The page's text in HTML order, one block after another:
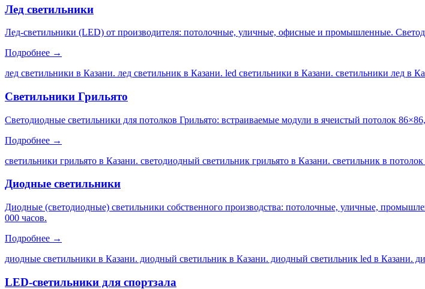
Лед светильники
Лед-светильники (LED) от производителя: потолочные, уличные, офисные и промышленные.
Подробнее →
лед светильники в Казани. лед светильник в Казани. led светильники в Казани. светильники лед в
Светильники Грильято
Светодиодные светильники для потолков Грильято: встраиваемые модули в ячеистый потолок
Подробнее →
светильники грильято в Казани. светодиодный светильник грильято в Казани. светильник в
Диодные светильники
Диодные (светодиодные) светильники собственного производства: потолочные, уличные,
000 часов.
Подробнее →
диодные светильники в Казани. диодный светильник в Казани. диодный светильник led в Казани.
LED-светильники для спортзала